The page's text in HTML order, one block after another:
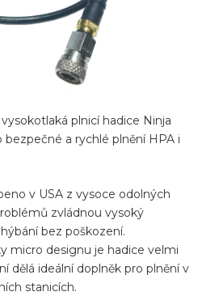
plnicí hadice Ninja
bezpečné a rychlé plnění HPA i
v USA z vysoce odolných
zvládnou vysoký
bez poškození.
micro designu je hadice velmi
dělá ideální doplněk pro plnění v
stanicích.